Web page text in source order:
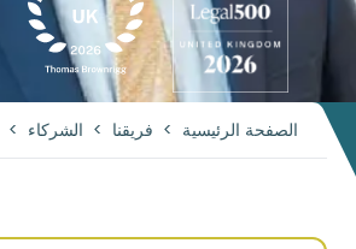
الصفحة الرئيسية > فريقنا > الشركاء >